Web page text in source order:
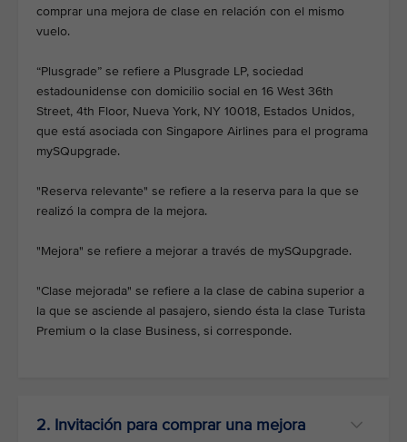
comprar una mejora de clase en relación con el mismo
vuelo.
“Plusgrade” se refiere a Plusgrade LP, sociedad
estadounidense con domicilio social en 16 West 36th
Street, 4th Floor, Nueva York, NY 10018, Estados Unidos,
que está asociada con Singapore Airlines para el programa
mySQupgrade.
"Reserva relevante" se refiere a la reserva para la que se
realizó la compra de la mejora.
"Mejora" se refiere a mejorar a través de mySQupgrade.
"Clase mejorada" se refiere a la clase de cabina superior a
la que se asciende al pasajero, siendo ésta la clase Turista
Premium o la clase Business, si corresponde.
2. Invitación para comprar una mejora